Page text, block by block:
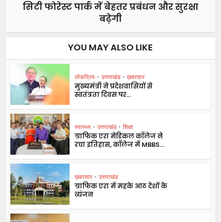
सिटी फोरेस्ट पार्क में बेहतर प्रबंधन और सुरक्षा
बढ़ेगी
YOU MAY ALSO LIKE
लोकप्रिय • उत्तराखंड • ख़बरसार
मुख्यमंत्री ने प्रदेशवासियों से
स्वतंत्रता दिवस पर...
स्वास्थ्य • उत्तराखंड • शिक्षा
ग्राफिक एरा मेडिकल कॉलेज ने
रचा इतिहास, कॉलेज में MBBS...
ख़बरसार • उत्तराखंड
ग्राफिक एरा में महके आठ देशों के
व्यंजन